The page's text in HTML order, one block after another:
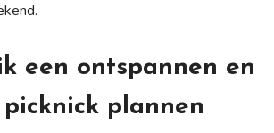
een ontspannen en
plannen